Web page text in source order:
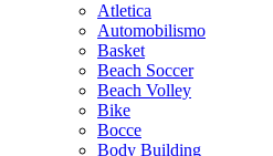
Atletica
Automobilismo
Basket
Beach Soccer
Beach Volley
Bike
Bocce
Body Building